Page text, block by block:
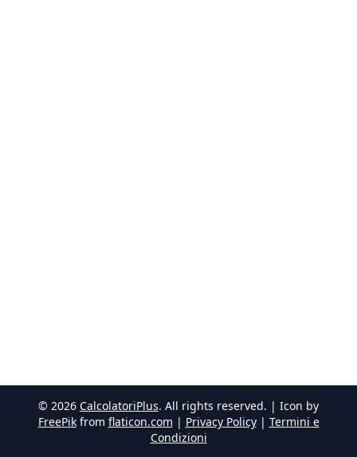
© 2026 CalcolatoriPlus. All rights reserved. | Icon by
FreePik from flaticon.com | Privacy Policy| Termini e
Condizioni